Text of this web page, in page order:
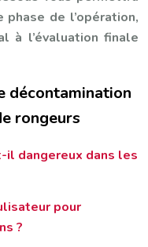
phase de l’opération,
à l’évaluation finale
décontamination
rongeurs
il dangereux dans les
pour
?